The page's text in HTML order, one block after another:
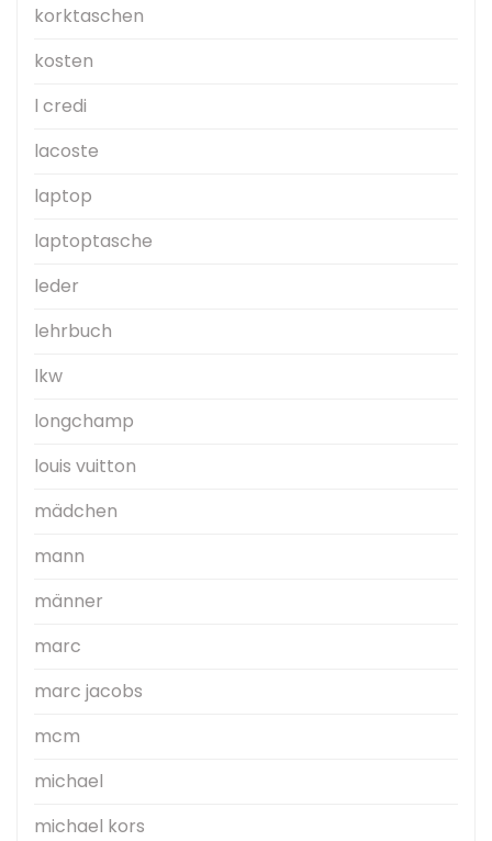
korktaschen
kosten
l credi
lacoste
laptop
laptoptasche
leder
lehrbuch
lkw
longchamp
louis vuitton
mädchen
mann
männer
marc
marc jacobs
mcm
michael
michael kors